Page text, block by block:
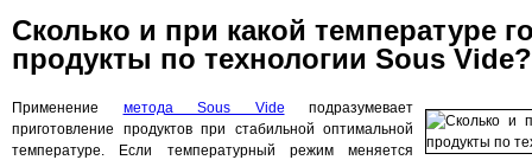
Сколько и при какой температуре
продукты по технологии Sous Vide?
Применение метода Sous Vide подразумевает
приготовление продуктов при стабильной оптимальной
температуре. Если температурный режим меняется